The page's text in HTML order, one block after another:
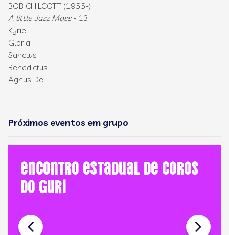
BOB CHILCOTT (1955-)
A little Jazz Mass- 13’
Kyrie
Gloria
Sanctus
Benedictus
Agnus Dei
Próximos eventos em grupo
Encontro Estadual de Coros
do GURI